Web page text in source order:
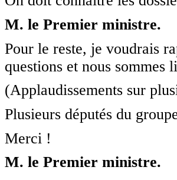
M. le Premier ministre.
Pour le reste, je voudrais
questions et nous sommes
(Applaudissements sur
Plusieurs députés du
Merci !
M. le Premier ministre.